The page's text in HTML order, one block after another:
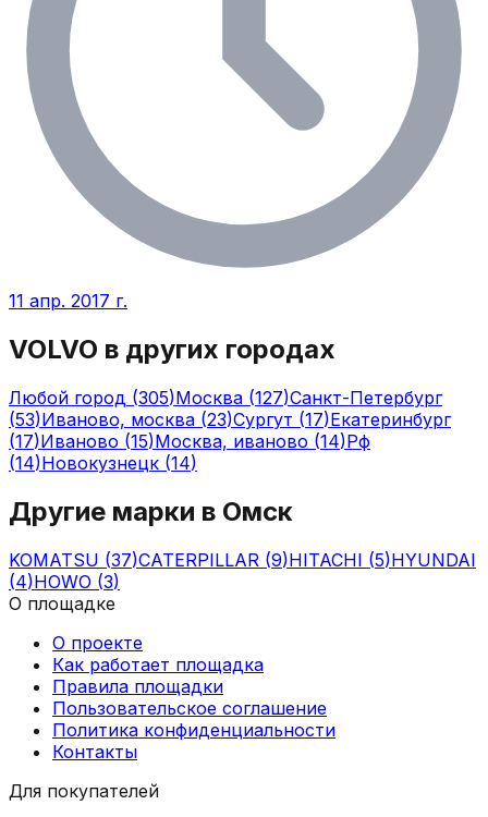
11 апр. 2017 г.
VOLVO в других городах
Любой город (305)Москва (127)Санкт-Петербург
(53)Иваново, москва (23)Сургут (17)Екатеринбург
(17)Иваново (15)Москва, иваново (14)Рф
(14)Новокузнецк (14)
Другие марки в Омск
KOMATSU (37)CATERPILLAR (9)HITACHI (5)HYUNDAI
(4)HOWO (3)
О площадке
О проекте
Как работает площадка
Правила площадки
Пользовательское соглашение
Политика конфиденциальности
Контакты
Для покупателей